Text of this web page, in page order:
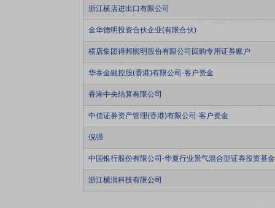
浙江横店进出口有限公司
金华德明投资合伙企业(有限合伙)
横店集团得邦照明股份有限公司回购专用证券账户
华泰金融控股(香港)有限公司-客户资金
香港中央结算有限公司
中信证券资产管理(香港)有限公司-客户资金
倪强
中国银行股份有限公司-华夏行业景气混合型证券投资基金
浙江横润科技有限公司